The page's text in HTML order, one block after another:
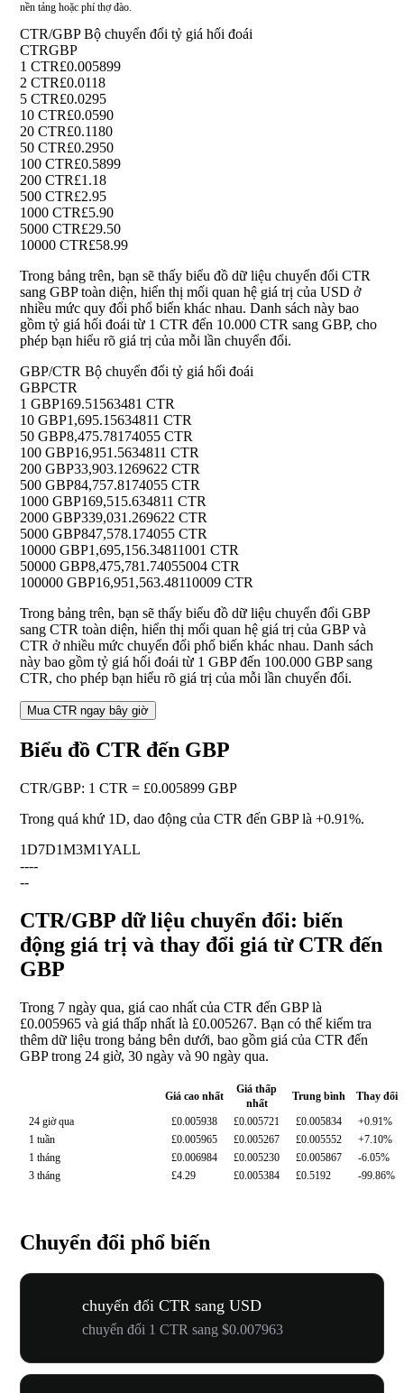
nền tảng hoặc phí thợ đào.
CTR/GBP Bộ chuyển đổi tỷ giá hối đoái
CTRGBP
1 CTR£0.005899
2 CTR£0.0118
5 CTR£0.0295
10 CTR£0.0590
20 CTR£0.1180
50 CTR£0.2950
100 CTR£0.5899
200 CTR£1.18
500 CTR£2.95
1000 CTR£5.90
5000 CTR£29.50
10000 CTR£58.99
Trong bảng trên, bạn sẽ thấy biểu đồ dữ liệu chuyển đổi CTR
sang GBP toàn diện, hiển thị mối quan hệ giá trị của USD ở
nhiều mức quy đổi phổ biến khác nhau. Danh sách này bao
gồm tỷ giá hối đoái từ 1 CTR đến 10.000 CTR sang GBP, cho
phép bạn hiểu rõ giá trị của mỗi lần chuyển đổi.
GBP/CTR Bộ chuyển đổi tỷ giá hối đoái
GBPCTR
1 GBP169.51563481 CTR
10 GBP1,695.15634811 CTR
50 GBP8,475.78174055 CTR
100 GBP16,951.5634811 CTR
200 GBP33,903.1269622 CTR
500 GBP84,757.8174055 CTR
1000 GBP169,515.634811 CTR
2000 GBP339,031.269622 CTR
5000 GBP847,578.174055 CTR
10000 GBP1,695,156.34811001 CTR
50000 GBP8,475,781.74055004 CTR
100000 GBP16,951,563.48110009 CTR
Trong bảng trên, bạn sẽ thấy biểu đồ dữ liệu chuyển đổi GBP
sang CTR toàn diện, hiển thị mối quan hệ giá trị của GBP và
CTR ở nhiều mức chuyển đổi phổ biến khác nhau. Danh sách
này bao gồm tỷ giá hối đoái từ 1 GBP đến 100.000 GBP sang
CTR, cho phép bạn hiểu rõ giá trị của mỗi lần chuyển đổi.
Mua CTR ngay bây giờ
Biểu đồ CTR đến GBP
CTR/GBP: 1 CTR = £0.005899 GBP
Trong quá khứ 1D, dao động của CTR đến GBP là +0.91%.
1D7D1M3M1YALL
----
--
CTR/GBP dữ liệu chuyển đổi: biến
động giá trị và thay đổi giá từ CTR đến
GBP
Trong 7 ngày qua, giá cao nhất của CTR đến GBP là
£0.005965 và giá thấp nhất là £0.005267. Bạn có thể kiểm tra
thêm dữ liệu trong bảng bên dưới, bao gồm giá của CTR đến
GBP trong 24 giờ, 30 ngày và 90 ngày qua.
Giá cao nhất
Giá thấp
nhất
Trung bình
Thay đổi
24 giờ qua
£0.005938 £0.005721 £0.005834
+0.91%
1 tuần
£0.005965 £0.005267 £0.005552
+7.10%
1 tháng
£0.006984 £0.005230 £0.005867
-6.05%
3 tháng
£4.29 £0.005384 £0.5192 -99.86%
Chuyển đổi phổ biến
chuyển đổi CTR sang USD
chuyển đổi 1 CTR sang $0.007963